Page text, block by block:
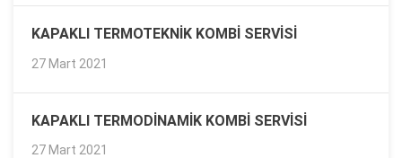
KAPAKLI TERMOTEKNIK KOMBI SERVISI
27 Mart 2021
KAPAKLI TERMODINAMIK KOMBI SERVISI
27 Mart 2021